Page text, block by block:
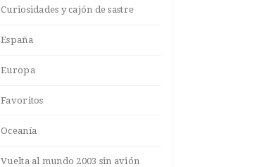
Curiosidades y cajón de sastre
España
Europa
Favoritos
Oceanía
Vuelta al mundo 2003 sin avión